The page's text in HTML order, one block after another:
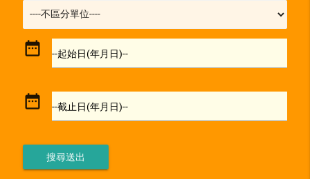
date_range --起始日(年月日)--
date_range --截止日(年月日)--